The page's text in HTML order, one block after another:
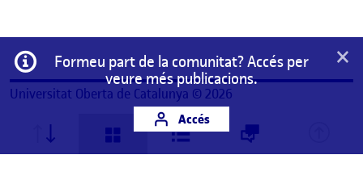
Informació
Formeu part de la comunitat? Accés per
veure més publicacions.
Accés
×
Universitat Oberta de Catalunya © 2026